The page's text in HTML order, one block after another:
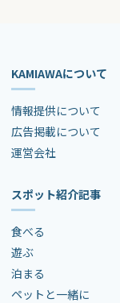
KAMIAWAについて
情報提供について
広告掲載について
運営会社
スポット紹介記事
食べる
遊ぶ
泊まる
ペットと一緒に